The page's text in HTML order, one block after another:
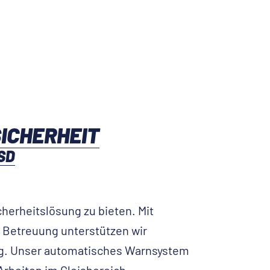
zu bieten. Mit
unterstützen wir
Unser automatisches Warnsystem